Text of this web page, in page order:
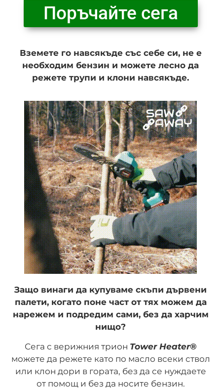
Поръчайте сега
Вземете го навсякъде със себе си, не е
необходим бензин и можете лесно да
режете трупи и клони навсякъде.
Защо винаги да купуваме скъпи дървени
палети, когато поне част от тях можем да
нарежем и подредим сами, без да харчим
нищо?
Сега с верижния трион Tower Heater®
можете да режете като по масло всеки ствол
или клон дори в гората, без да се нуждаете
от помощ и без да носите бензин.